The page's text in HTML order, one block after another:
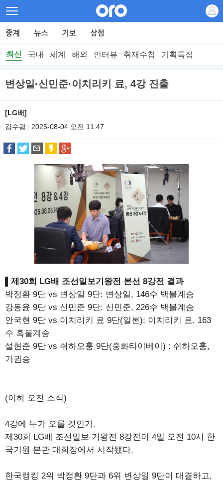
최신 국내 세계 해외 인터뷰 취재수첩 기획특집
변상일·신민준·이치리키 료, 4강 진출
[LG배]
김수광
2025-08-04 오전 11:47
▌제30회 LG배 조선일보기왕전 본선 8강전 결과
박정환 9단 vs 변상일 9단: 변상일, 146수 백불계승
강동윤 9단 vs 신민준 9단: 신민준, 226수 백불계승
안국현 9단 vs 이치리키 료 9단(일본): 이치리키 료, 163
수 흑불계승
설현준 9단 vs 쉬하오훙 9단(중화타이베이) : 쉬하오훙,
기권승
(이하 오전 소식)
4강에 누가 오를 것인가.
제30회 LG배 조선일보 기왕전 8강전이 4일 오전 10시 한
국기원 본관 대회장에서 시작됐다.
한국랭킹 2위 박정환 9단과 6위 변상일 9단이 대결하고,